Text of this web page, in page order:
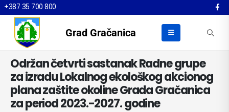
+387 35 700 800
Grad Gračanica
Održan četvrti sastanak Radne grupe
za izradu Lokalnog ekološkog akcionog
plana zaštite okoline Grada Gračanica
za period 2023.-2027. godine